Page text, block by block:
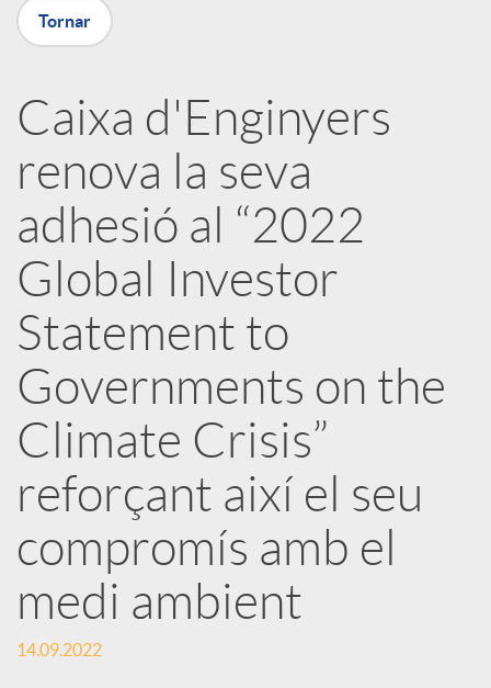
X
a
r
x
e
s
S
o
c
i
Tornar
Caixa d'Enginyers
renova la seva
adhesió al “2022
Global Investor
Statement to
Governments on the
Climate Crisis”
reforçant així el seu
compromís amb el
medi ambient
14.09.2022